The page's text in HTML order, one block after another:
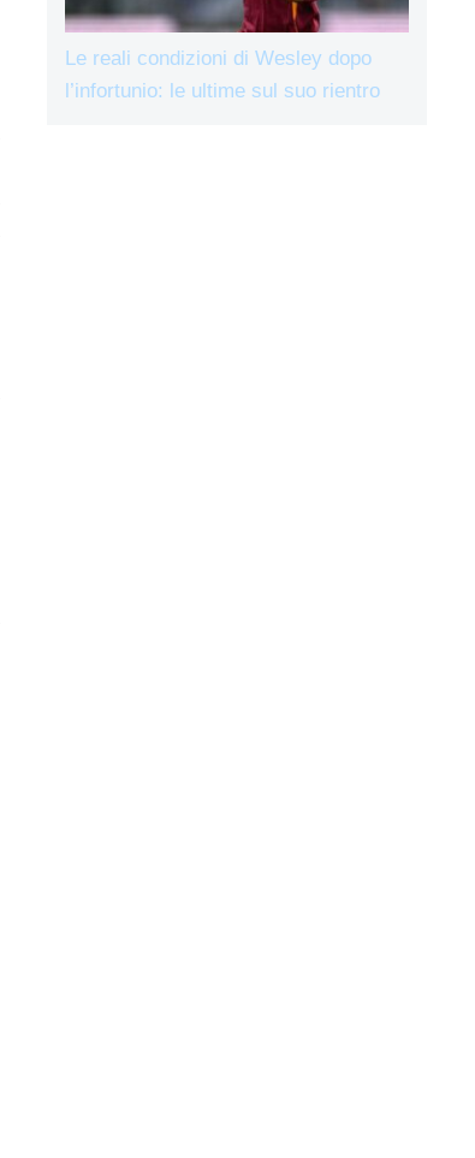
Le reali condizioni di Wesley dopo
l’infortunio: le ultime sul suo rientro